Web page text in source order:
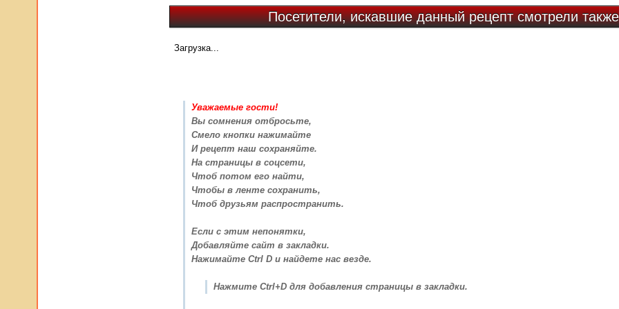
Посетители, искавшие данный рецепт смотрели
Загрузка...
Уважаемые гости!
Вы сомнения отбросьте,
Смело кнопки нажимайте
И рецепт наш сохраняйте.
На страницы в соцсети,
Чтоб потом его найти,
Чтобы в ленте сохранить,
Чтоб друзьям распространить.
Если с этим непонятки,
Добавляйте сайт в закладки.
Нажимайте Ctrl D и найдете нас везде.
Нажмите Ctrl+D для добавления страницы в закладки.